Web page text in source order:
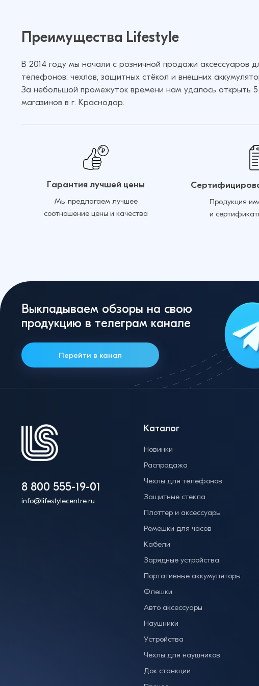
(Черный)
Преимущества Lifestyle
В 2014 году мы начали с розничной продажи аксессуаров
телефонов: чехлов, защитных стёкол и внешних
За небольшой промежуток времени нам удалось открыть 5
магазинов в г. Краснодар.
Гарантия лучшей цены
Мы предлагаем лучшее
соотношение цены и качества
Продукция
и
Выкладываем обзоры на свою
продукцию в телеграм канале
Перейти в канал
8 800 555-19-01
info@lifestylecentre.ru
Каталог
Новинки
Распродажа
Чехлы для телефонов
Защитные стекла
Плоттер и аксессуары
Ремешки для часов
Кабели
Зарядные устройства
Портативные аккумуляторы
Флешки
Авто аксессуары
Наушники
Устройства
Чехлы для наушников
Док станкции